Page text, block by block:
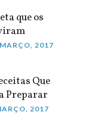
que os
2017
Que
Preparar
2017